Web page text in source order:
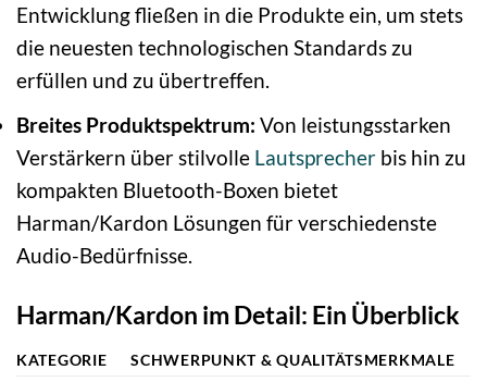
Entwicklung fließen in die Produkte ein, um stets
die neuesten technologischen Standards zu
erfüllen und zu übertreffen.
Breites Produktspektrum: Von leistungsstarken
Verstärkern über stilvolle Lautsprecher bis hin zu
kompakten Bluetooth-Boxen bietet
Harman/Kardon Lösungen für verschiedenste
Audio-Bedürfnisse.
Harman/Kardon im Detail: Ein Überblick
KATEGORIE SCHWERPUNKT & QUALITÄTSMERKMALE